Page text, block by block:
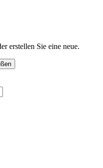
erstellen Sie eine neue.